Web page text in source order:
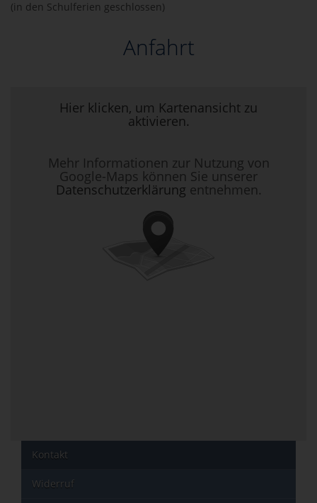
(in den Schulferien geschlossen)
Anfahrt
Hier klicken, um Kartenansicht zu
aktivieren.
Mehr Informationen zur Nutzung von
Google-Maps können Sie unserer
Datenschutzerklärung entnehmen.
Kontakt
Widerruf